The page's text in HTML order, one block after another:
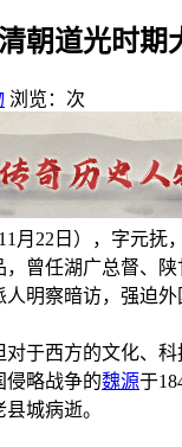
朝道光时期
浏览： 次
11月22日），字元
曾任湖广总督、
明察暗访，强迫
于西方的文化、
侵略战争的魏源于
城病逝。